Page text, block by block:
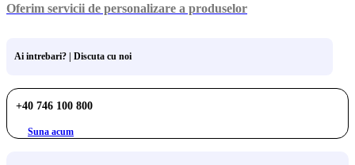
Oferim servicii de personalizare a produselor
Ai intrebari? | Discuta cu noi
+40 746 100 800
Suna acum